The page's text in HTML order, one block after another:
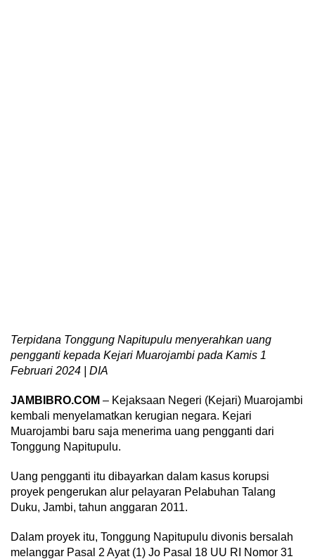
Terpidana Tonggung Napitupulu menyerahkan uang
pengganti kepada Kejari Muarojambi pada Kamis 1
Februari 2024 | DIA
JAMBIBRO.COM – Kejaksaan Negeri (Kejari) Muarojambi
kembali menyelamatkan kerugian negara. Kejari
Muarojambi baru saja menerima uang pengganti dari
Tonggung Napitupulu.
Uang pengganti itu dibayarkan dalam kasus korupsi
proyek pengerukan alur pelayaran Pelabuhan Talang
Duku, Jambi, tahun anggaran 2011.
Dalam proyek itu, Tonggung Napitupulu divonis bersalah
melanggar Pasal 2 Ayat (1) Jo Pasal 18 UU RI Nomor 31